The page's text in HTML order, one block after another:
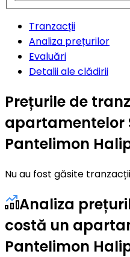
Tranzacții
Analiza prețurilor
Evaluări
Detalii ale clădirii
Prețurile de
apartamentelor
Pantelimon
Nu au fost găsite
Analiza
costă un
Pantelimon